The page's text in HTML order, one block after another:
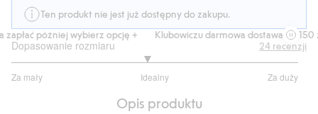
Ten produkt nie jest już dostępny do zakupu.
później wybierz opcję +
Klubowiczu darmowa dostawa od 150 zł
Dopasowanie rozmiaru
Za mały Idealny Za duży
na
24 recenzji
Opis produktu